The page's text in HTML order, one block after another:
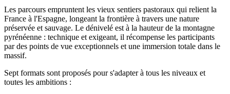
Les parcours empruntent les vieux sentiers pastoraux qui relient la
France à l'Espagne, longeant la frontière à travers une nature
préservée et sauvage. Le dénivelé est à la hauteur de la montagne
pyrénéenne : technique et exigeant, il récompense les participants
par des points de vue exceptionnels et une immersion totale dans le
massif.
Sept formats sont proposés pour s'adapter à tous les niveaux et
toutes les ambitions :